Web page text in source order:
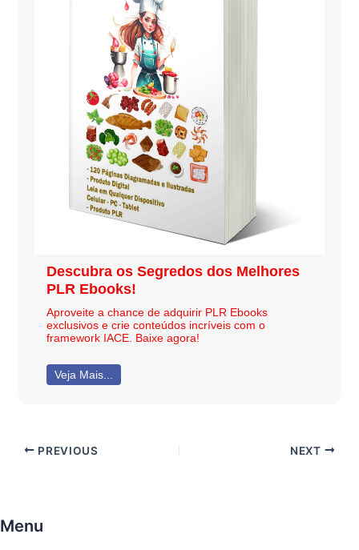
Descubra os Segredos dos Melhores
PLR Ebooks!
Aproveite a chance de adquirir PLR Ebooks
exclusivos e crie conteúdos incríveis com o
framework IACE. Baixe agora!
Veja Mais...
PREVIOUS NEXT
Menu